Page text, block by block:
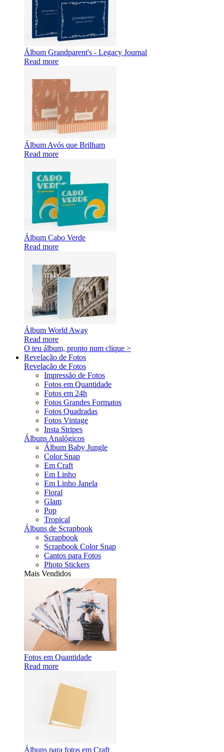
Álbum Grandparent's - Legacy Journal
Read more
Álbum Avós que Brilham
Read more
Álbum Cabo Verde
Read more
Álbum World Away
Read more
O teu álbum, pronto num clique >
Revelação de Fotos
Revelação de Fotos
Impressão de Fotos
Fotos em Quantidade
Fotos em 24h
Fotos Grandes Formatos
Fotos Quadradas
Fotos Vintage
Insta Stripes
Álbuns Analógicos
Álbum Baby Jungle
Color Snap
Em Craft
Em Linho
Em Linho Janela
Floral
Glam
Pop
Tropical
Álbuns de Scrapbook
Scrapbook
Scrapbook Color Snap
Cantos para Fotos
Photo Stickers
Mais Vendidos
Fotos em Quantidade
Read more
Álbuns para fotos em Craft